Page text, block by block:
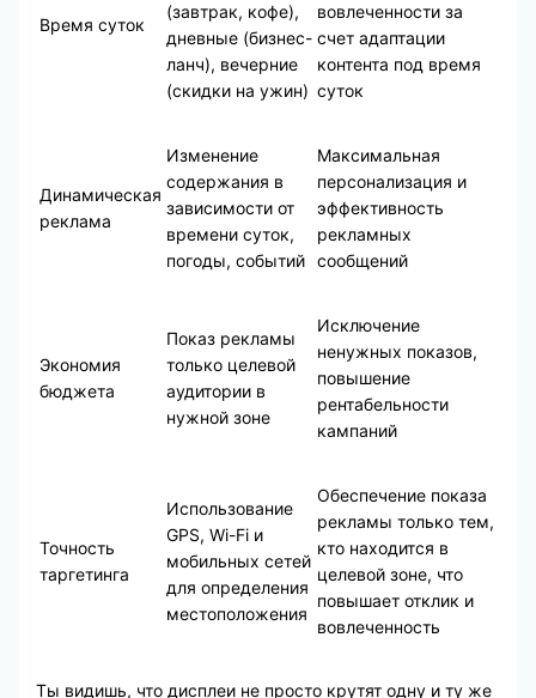
Время суток
(завтрак, кофе),
дневные (бизнес-
ланч), вечерние
(скидки на ужин)
вовлеченности за
счет адаптации
контента под время
суток
Динамическая
реклама
Изменение
содержания в
зависимости от
времени суток,
погоды, событий
Максимальная
персонализация и
эффективность
рекламных
сообщений
Экономия
бюджета
Показ рекламы
только целевой
аудитории в
нужной зоне
Исключение
ненужных показов,
повышение
рентабельности
кампаний
Точность
таргетинга
Использование
GPS, Wi-Fi и
мобильных сетей
для определения
местоположения
Обеспечение показа
рекламы только тем,
кто находится в
целевой зоне, что
повышает отклик и
вовлеченность
Ты видишь, что дисплеи не просто крутят одну и ту же